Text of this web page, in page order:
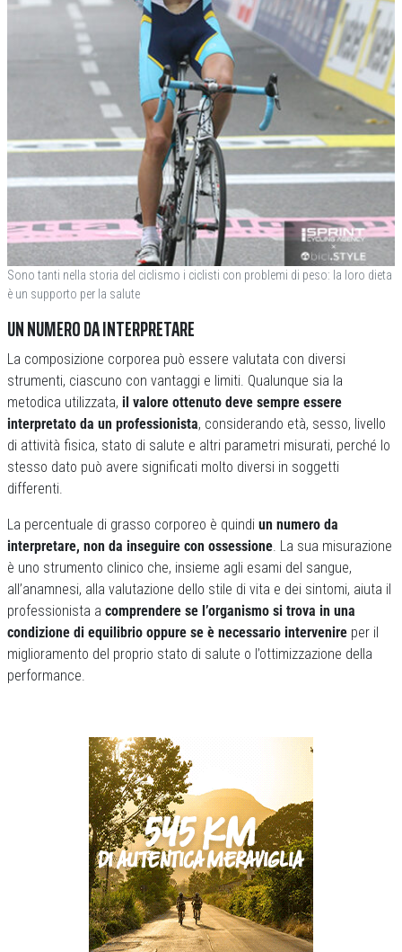
Sono tanti nella storia del ciclismo i ciclisti con problemi di peso: la loro dieta
è un supporto per la salute
UN NUMERO DA INTERPRETARE
La composizione corporea può essere valutata con diversi
strumenti, ciascuno con vantaggi e limiti. Qualunque sia la
metodica utilizzata, il valore ottenuto deve sempre essere
interpretato da un professionista, considerando età, sesso, livello
di attività fisica, stato di salute e altri parametri misurati, perché lo
stesso dato può avere significati molto diversi in soggetti
differenti.
La percentuale di grasso corporeo è quindi un numero da
interpretare, non da inseguire con ossessione. La sua misurazione
è uno strumento clinico che, insieme agli esami del sangue,
all’anamnesi, alla valutazione dello stile di vita e dei sintomi, aiuta il
professionista a comprendere se l’organismo si trova in una
condizione di equilibrio oppure se è necessario intervenire per il
miglioramento del proprio stato di salute o l’ottimizzazione della
performance.
Previous